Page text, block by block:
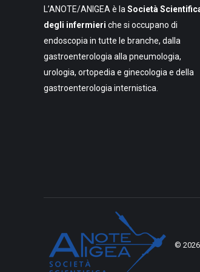
L’ANOTE/ANIGEA è la Società
degli infermieri che si occupano di
endoscopia in tutte le branche, dalla
gastroenterologia alla pneumologia,
urologia, ortopedia e ginecologia e della
gastroenterologia internistica.
© 2026